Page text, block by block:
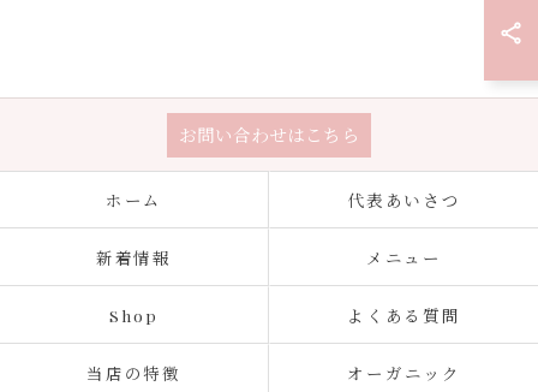
お問い合わせはこちら
ホーム 代表あいさつ
新着情報 メニュー
Shop よくある質問
当店の特徴 オーガニック